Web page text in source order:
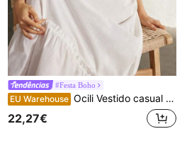
#Festa Boho
EU Warehouse Ocili Vestido casual feminino sem mangas, de cor sólida, ideal para o verão.
22,27€